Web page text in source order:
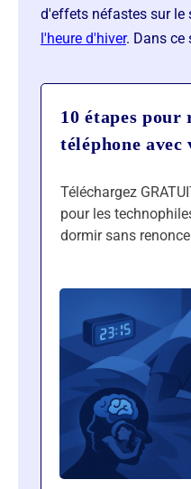
d'effets néfastes sur le
l'heure d'hiver. Dans ce
10 étapes
téléphone
Téléchargez
pour les
dormir sans